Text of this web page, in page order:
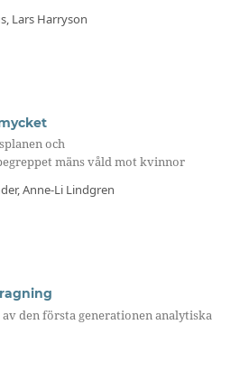
Lars Harryson
och
mäns våld mot kvinnor
Anne-Li Lindgren
den första generationen analytiska